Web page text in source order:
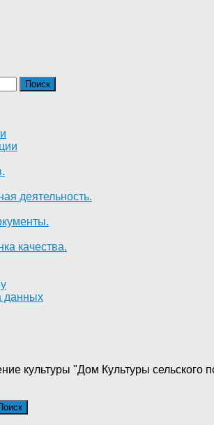
деятельность.
качества.
данных
культуры "Дом Культуры сельского